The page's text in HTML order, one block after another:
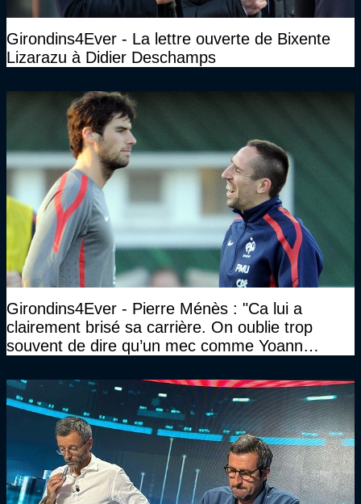
Girondins4Ever - La lettre ouverte de Bixente
Lizarazu à Didier Deschamps
Girondins4Ever - Pierre Ménès : "Ca lui a
clairement brisé sa carrière. On oublie trop
souvent de dire qu’un mec comme Yoann